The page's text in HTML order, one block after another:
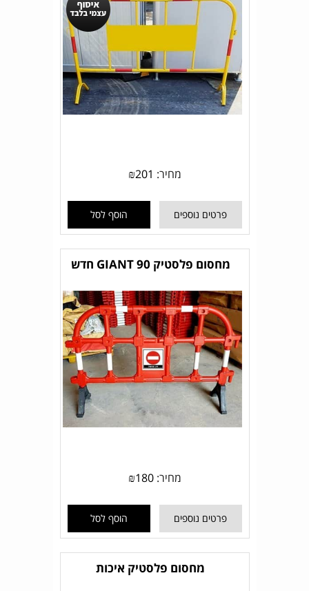
מחיר: ₪201
פרטים נוספים הוסף לסל
מחסום פלסטיק GIANT 90 חדש
מחיר: ₪180
פרטים נוספים הוסף לסל
מחסום פלסטיק איכות